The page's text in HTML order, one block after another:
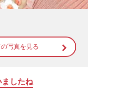
写真を見る
ましたね